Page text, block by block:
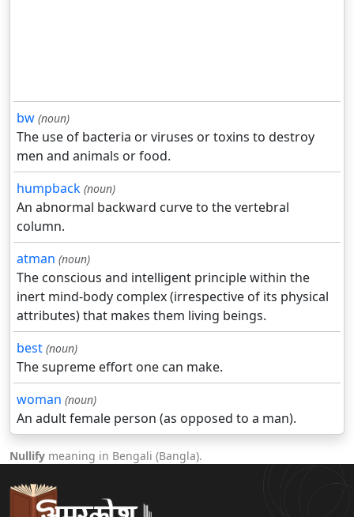
bw (noun)
The use of bacteria or viruses or toxins to destroy
men and animals or food.
humpback (noun)
An abnormal backward curve to the vertebral
column.
atman (noun)
The conscious and intelligent principle within the
inert mind-body complex (irrespective of its physical
attributes) that makes them living beings.
best (noun)
The supreme effort one can make.
woman (noun)
An adult female person (as opposed to a man).
Nullify meaning in Bengali (Bangla).